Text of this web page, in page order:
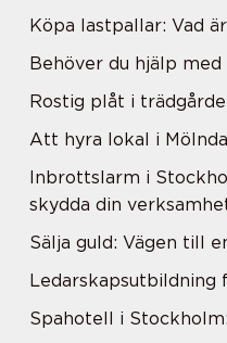
Köpa lastpallar: Vad
Behöver du hjälp
Rostig plåt i
Att hyra lokal i
Inbrottslarm i
skydda din
Sälja guld: Vägen till
Spahotell i